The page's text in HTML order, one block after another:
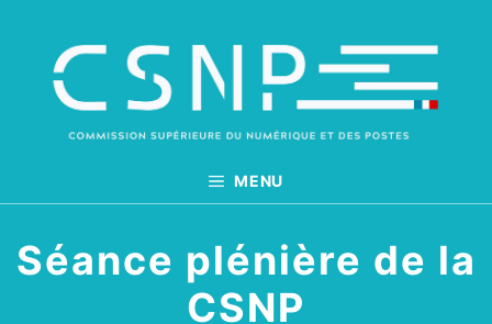
contenu
MENU
Séance plénière de la
CSNP